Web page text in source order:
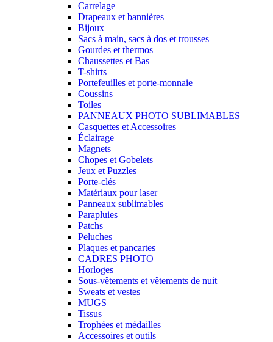
Carrelage
Drapeaux et bannières
Bijoux
Sacs à main, sacs à dos et trousses
Gourdes et thermos
Chaussettes et Bas
T-shirts
Portefeuilles et porte-monnaie
Coussins
Toiles
PANNEAUX PHOTO SUBLIMABLES
Casquettes et Accessoires
Éclairage
Magnets
Chopes et Gobelets
Jeux et Puzzles
Porte-clés
Matériaux pour laser
Panneaux sublimables
Parapluies
Patchs
Peluches
Plaques et pancartes
CADRES PHOTO
Horloges
Sous-vêtements et vêtements de nuit
Sweats et vestes
MUGS
Tissus
Trophées et médailles
Accessoires et outils